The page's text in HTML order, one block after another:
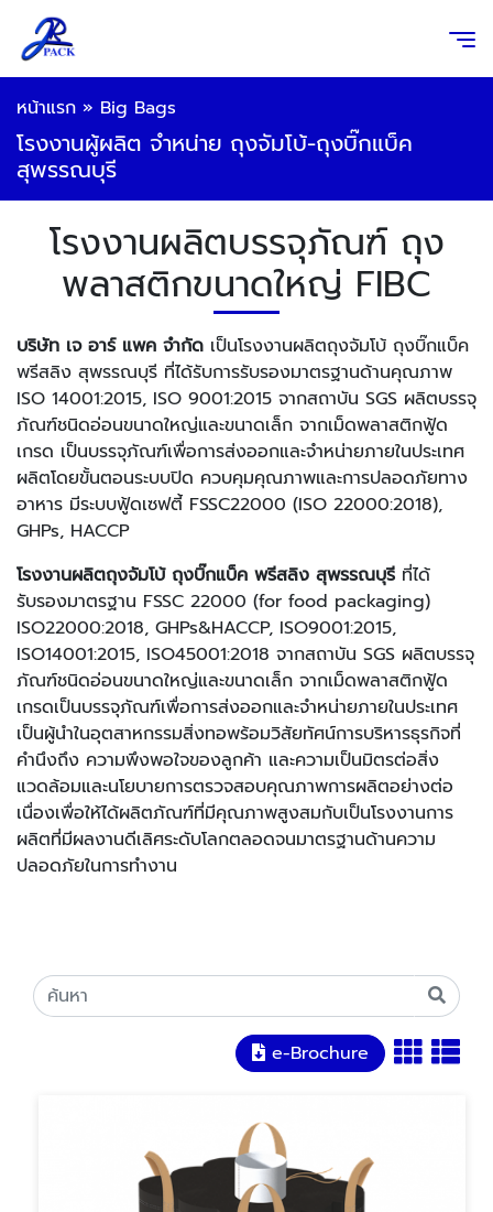
หน้าแรก » Big Bags
โรงงานผู้ผลิต จำหน่าย ถุงจัมโบ้-ถุงบิ๊กแบ็ค
สุพรรณบุรี
โรงงานผลิตบรรจุภัณฑ์ ถุง
พลาสติกขนาดใหญ่ FIBC
บริษัท เจ อาร์ แพค จำกัด เป็นโรงงานผลิตถุงจัมโบ้ ถุงบิ๊กแบ็ค
พรีสลิง สุพรรณบุรี ที่ได้รับการรับรองมาตรฐานด้านคุณภาพ
ISO 14001:2015, ISO 9001:2015 จากสถาบัน SGS ผลิตบรรจุ
ภัณฑ์ชนิดอ่อนขนาดใหญ่และขนาดเล็ก จากเม็ดพลาสติกฟู้ด
เกรด เป็นบรรจุภัณฑ์เพื่อการส่งออกและจำหน่ายภายในประเทศ
ผลิตโดยขั้นตอนระบบปิด ควบคุมคุณภาพและการปลอดภัยทาง
อาหาร มีระบบฟู้ดเซฟตี้ FSSC22000 (ISO 22000:2018),
GHPs, HACCP
โรงงานผลิตถุงจัมโบ้ ถุงบิ๊กแบ็ค พรีสลิง สุพรรณบุรี ที่ได้
รับรองมาตรฐาน FSSC 22000 (for food packaging)
ISO22000:2018, GHPs&HACCP, ISO9001:2015,
ISO14001:2015, ISO45001:2018 จากสถาบัน SGS ผลิตบรรจุ
ภัณฑ์ชนิดอ่อนขนาดใหญ่และขนาดเล็ก จากเม็ดพลาสติกฟู้ด
เกรดเป็นบรรจุภัณฑ์เพื่อการส่งออกและจำหน่ายภายในประเทศ
เป็นผู้นำในอุตสาหกรรมสิ่งทอพร้อมวิสัยทัศน์การบริหารธุรกิจที่
คำนึงถึง ความพึงพอใจของลูกค้า และความเป็นมิตรต่อสิ่ง
แวดล้อมและนโยบายการตรวจสอบคุณภาพการผลิตอย่างต่อ
เนื่องเพื่อให้ได้ผลิตภัณฑ์ที่มีคุณภาพสูงสมกับเป็นโรงงานการ
ผลิตที่มีผลงานดีเลิศระดับโลกตลอดจนมาตรฐานด้านความ
ปลอดภัยในการทำงาน
e-Brochure